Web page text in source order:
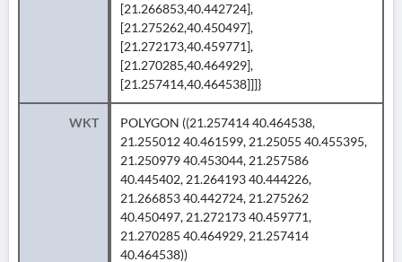
[21.266853,40.442724],
[21.275262,40.450497],
[21.272173,40.459771],
[21.270285,40.464929],
[21.257414,40.464538]]]}
WKT
POLYGON ((21.257414 40.464538,
21.255012 40.461599, 21.25055 40.455395,
21.250979 40.453044, 21.257586
40.445402, 21.264193 40.444226,
21.266853 40.442724, 21.275262
40.450497, 21.272173 40.459771,
21.270285 40.464929, 21.257414
40.464538))